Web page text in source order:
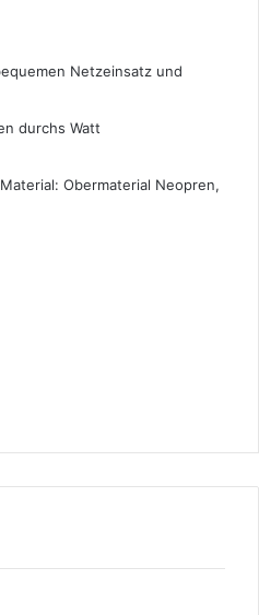
Netzeinsatz und
durchs Watt
Obermaterial Neopren,